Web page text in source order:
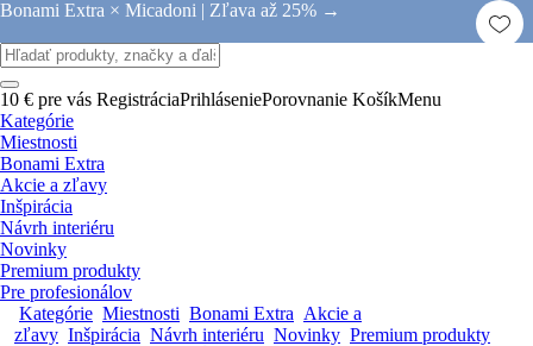
Bonami Extra × Micadoni | Zľava až 25% →
10 € pre vás RegistráciaPrihláseniePorovnanie KošíkMenu
Kategórie
Miestnosti
Bonami Extra
Akcie a zľavy
Inšpirácia
Návrh interiéru
Novinky
Premium produkty
Pre profesionálov
Kategórie Miestnosti Bonami Extra Akcie a
zľavy Inšpirácia Návrh interiéru Novinky Premium produkty